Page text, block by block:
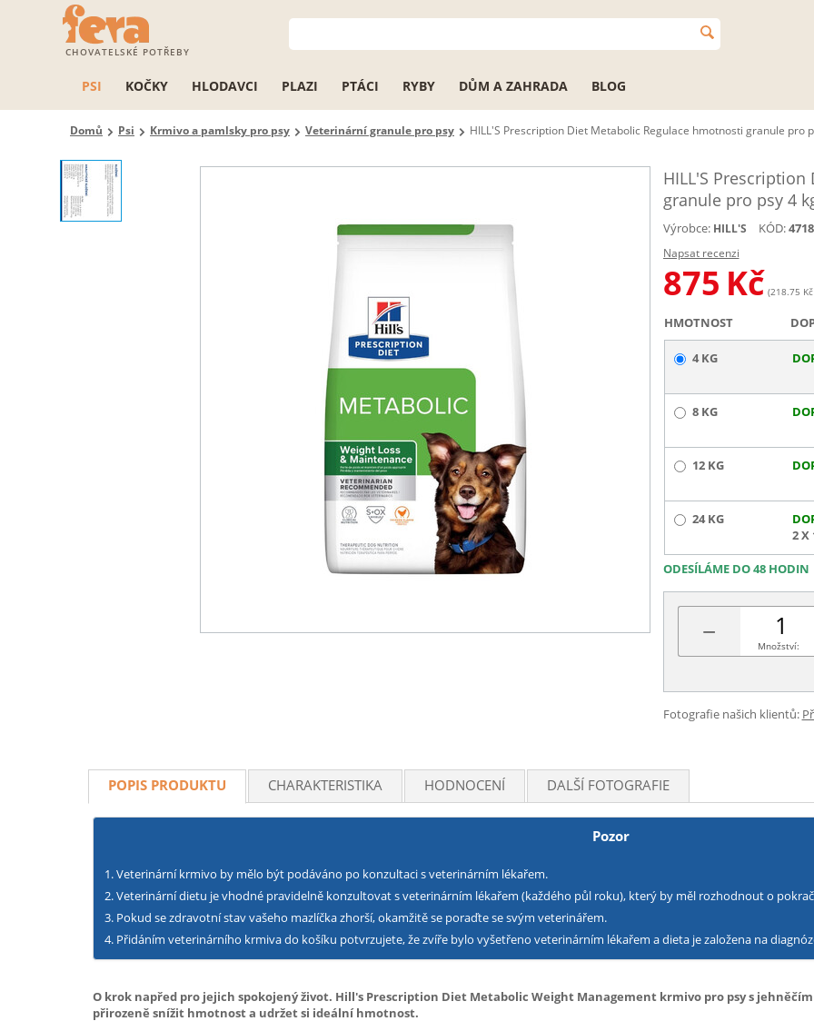
CHOVATELSKÉ POTŘEBY
PSI KOČKY HLODAVCI PLAZI PTÁCI RYBY DŮM A ZAHRADA BLOG
Domů Psi Krmivo a pamlsky pro psy Veterinární granule pro psy HILL'S Prescription Diet Metabolic Regulace hmotnosti granule pro
HILL'S
granule pro psy 4
Výrobce: HILL'S KÓD:
Napsat recenzi
875 Kč (218.75
HMOTNOST
4 KG
8 KG
12 KG
24 KG
2 X
ODESÍLÁME DO 48 HODIN
− Množství:
Fotografie našich klientů:
POPIS PRODUKTU CHARAKTERISTIKA HODNOCENÍ DALŠÍ FOTOGRAFIE
Pozor
Veterinární krmivo by mělo být podáváno po konzultaci s veterinárním lékařem.
Veterinární dietu je vhodné pravidelně konzultovat s veterinárním lékařem (každého půl roku), který by měl rozhodnout o
Pokud se zdravotní stav vašeho mazlíčka zhorší, okamžitě se poraďte se svým veterinářem.
Přidáním veterinárního krmiva do košíku potvrzujete, že zvíře bylo vyšetřeno veterinárním lékařem a dieta je založena na
O krok napřed pro jejich spokojený život. Hill's Prescription Diet Metabolic Weight Management krmivo pro psy s
přirozeně snížit hmotnost a udržet si ideální hmotnost.